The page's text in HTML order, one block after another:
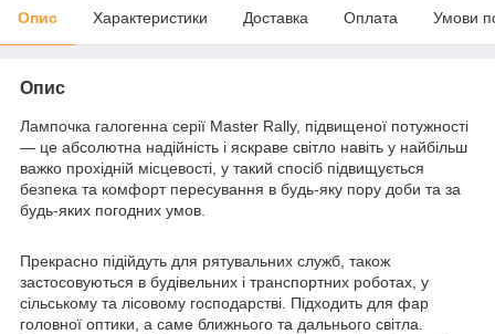
Опис Характеристики Доставка Оплата Умови
Опис
Лампочка галогенна серії Master Rally, підвищеної потужності
— це абсолютна надійність і яскраве світло навіть у найбільш
важко прохідній місцевості, у такий спосіб підвищується
безпека та комфорт пересування в будь-яку пору доби та за
будь-яких погодних умов.
Прекрасно підійдуть для рятувальних служб, також
застосовуються в будівельних і транспортних роботах, у
сільському та лісовому господарстві. Підходить для фар
головної оптики, а саме ближнього та дальнього світла.